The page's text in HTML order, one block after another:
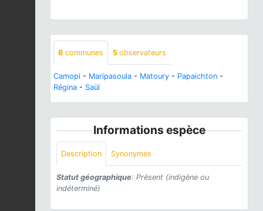
6 communes 5 observateurs
Camopi - Maripasoula - Matoury - Papaichton -
Régina - Saül
Informations espèce
Description Synonymes
Statut géographique: Présent (indigène ou
indéterminé)